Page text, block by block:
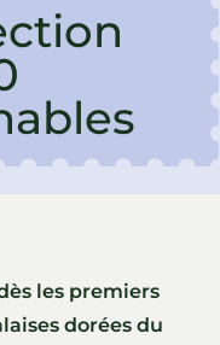
les premiers
dorées du